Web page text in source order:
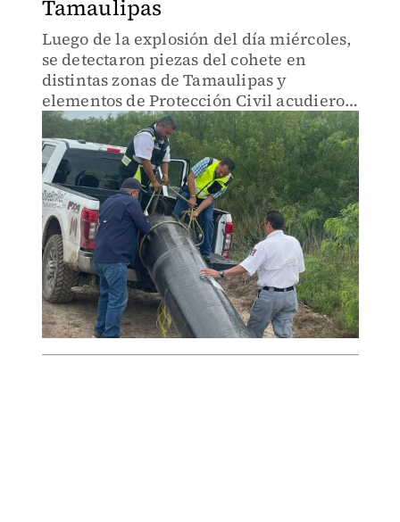
Tamaulipas
Luego de la explosión del día miércoles,
se detectaron piezas del cohete en
distintas zonas de Tamaulipas y
elementos de Protección Civil acudieron
para ayudar